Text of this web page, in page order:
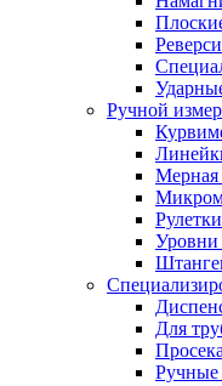
Ручной
Мерная
Уровни
Для
Ручные